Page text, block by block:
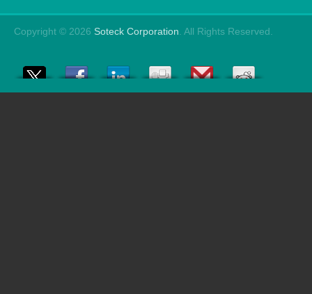
Copyright © 2026 Soteck Corporation . All Rights Reserved.